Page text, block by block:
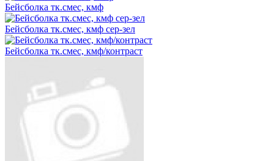
Бейсболка тк.смес, кмф
Бейсболка тк.смес, кмф сер-зел
Бейсболка тк.смес, кмф/контраст